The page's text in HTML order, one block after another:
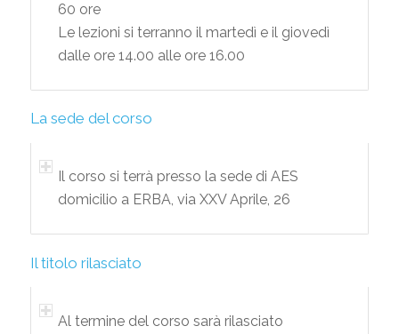
60 ore
Le lezioni si terranno il martedì e il giovedì
dalle ore 14.00 alle ore 16.00
La sede del corso
Il corso si terrà presso la sede di AES
domicilio a ERBA, via XXV Aprile, 26
Il titolo rilasciato
Al termine del corso sarà rilasciato